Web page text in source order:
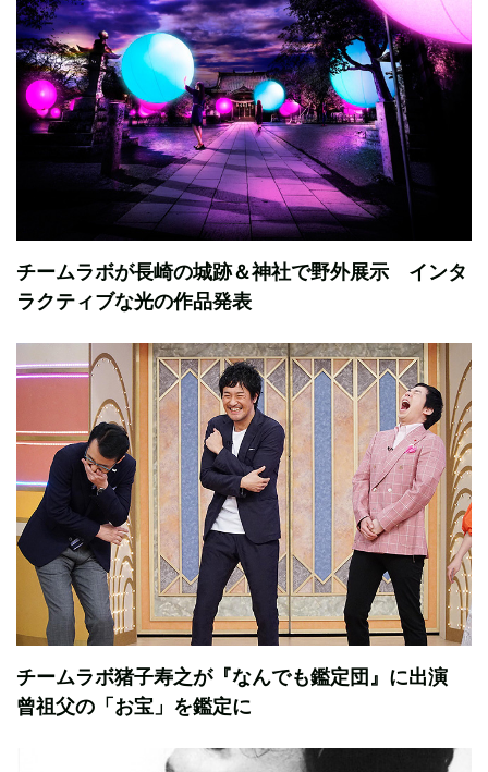
チームラボが長崎の城跡＆神社で野外展示 インタ
ラクティブな光の作品発表
チームラボ猪子寿之が『なんでも鑑定団』に出演
曾祖父の「お宝」を鑑定に